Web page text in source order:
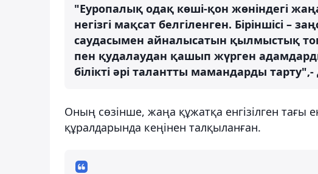
"Еуропалық одақ көші-қон жөніндегі
негізгі мақсат белгіленген. Біріншісі
саудасымен айналысатын қылмыстық
пен қудалаудан қашып жүрген
білікті әрі талантты мамандарды тарту",-
Оның сөзінше, жаңа құжатқа енгізілген тағы
құралдарында кеңінен талқыланған.